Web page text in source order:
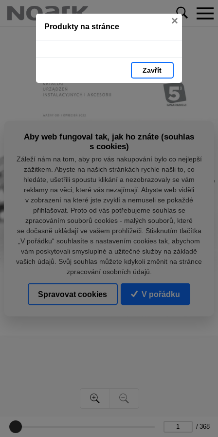
Produkty na stránce ×
Zavřít
/ 368
Aby web fungoval tak, jak ho znáte (souhlas
s cookies)
Záleží nám na tom, aby pro vás nakupování bylo co nejlepší
zážitkem. Abyste na našich stránkách rychle našli to, co
hledáte, ušetřili spoustu klikání a nezobrazovaly se vám
reklamy na věci, které vás nezajímají. Abyste web viděli
v zobrazení na které jste zvyklí a nemuseli se pokaždé
přihlašovat. Proto od vás potřebujeme souhlas se
zpracováním souborů cookies - malých souborů, které
se dočasně ukládají ve vašem prohlížeči. Stisknutím tlačítka
„V pořádku“ souhlasíte s nastavením cookies tak, abychom
vám poskytovali smysluplné a užitečné služby na základě
vašich údajů. Svůj souhlas můžete kdykoli změnit na stránce
zpracování osobních údajů.
Spravovat cookies V pořádku